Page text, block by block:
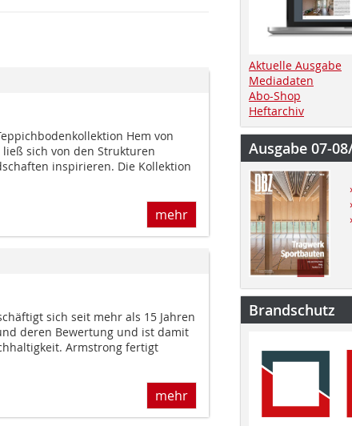
Hem von
sich von den Strukturen
inspirieren. Die Kollektion
mehr
sich seit mehr als 15 Jahren
deren Bewertung und ist damit
Armstrong fertigt
mehr
Aktuelle Ausgabe
Mediadaten
Abo-Shop
Heftarchiv
Ausgabe 07-
Brandschutz